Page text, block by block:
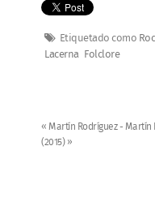
Etiquetado como
Lacerna Folclore
« Martín Rodríguez - Martín
(2015) »